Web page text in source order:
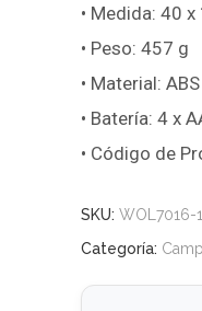
• Medida: 40
• Peso: 457 g
• Material: ABS
• Batería: 4 x
• Código de
SKU: WOL7016-
Categoría: